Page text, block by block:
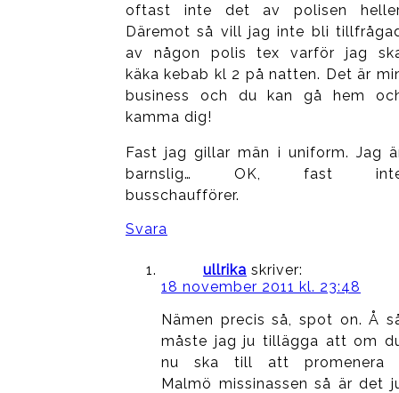
oftast inte det av polisen
Däremot så vill jag inte bli
av någon polis tex varför jag
käka kebab kl 2 på natten. Det är
business och du kan gå hem
kamma dig!
Fast jag gillar män i uniform. Jag
barnslig… OK, fast
busschaufförer.
Svara
ullrika skriver:
18 november 2011 kl. 23:48
Nämen precis så, spot on. Å
måste jag ju tillägga att om
nu ska till att promenera
Malmö missinassen så är det